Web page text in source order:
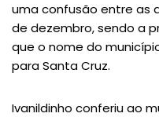
uma confusão entre as
de dezembro, sendo a
que o nome do
para Santa Cruz.
Ivanildinho conferiu ao